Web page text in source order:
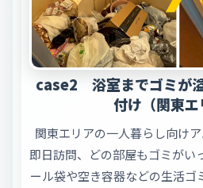
case2 浴室までゴミが
付け（関東エ
関東エリアの一人暮らし向け
即日訪問、どの部屋もゴミがい
ール袋や空き容器などの生活ゴ